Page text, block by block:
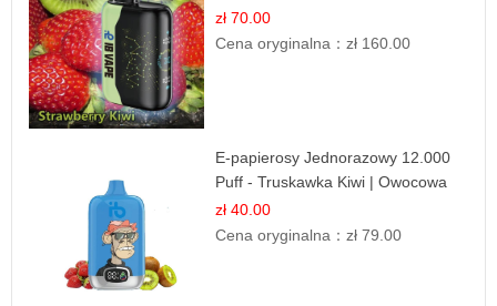
zł 70.00
Cena oryginalna：zł 160.00
E-papierosy Jednorazowy 12.000
Puff - Truskawka Kiwi | Owocowa
Równowaga
zł 40.00
Cena oryginalna：zł 79.00